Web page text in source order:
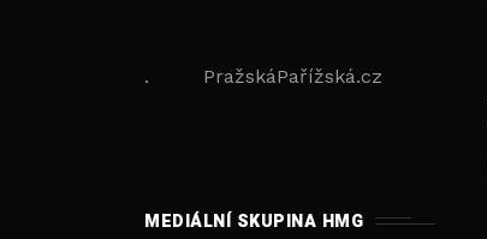
. PražskáPařížská.cz
MEDIÁLNÍ SKUPINA HMG